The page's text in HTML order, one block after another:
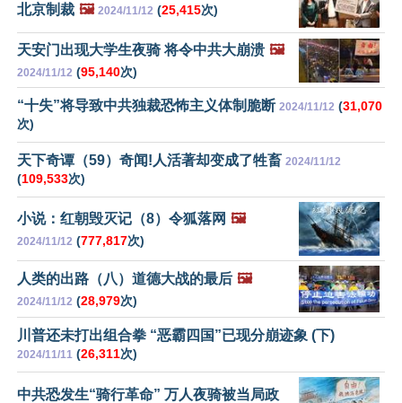
北京制裁 🖼️ 2024/11/12 (25,415次)
天安门出现大学生夜骑 将令中共大崩溃 🖼️
2024/11/12 (95,140次)
“十失”将导致中共独裁恐怖主义体制脆断 2024/11/12 (31,070
次)
天下奇谭（59）奇闻!人活著却变成了牲畜 2024/11/12
(109,533次)
小说：红朝毁灭记（8）令狐落网 🖼️
2024/11/12 (777,817次)
人类的出路（八）道德大战的最后 🖼️
2024/11/12 (28,979次)
川普还未打出组合拳 “恶霸四国”已现分崩迹象 (下)
2024/11/11 (26,311次)
中共恐发生“骑行革命” 万人夜骑被当局政